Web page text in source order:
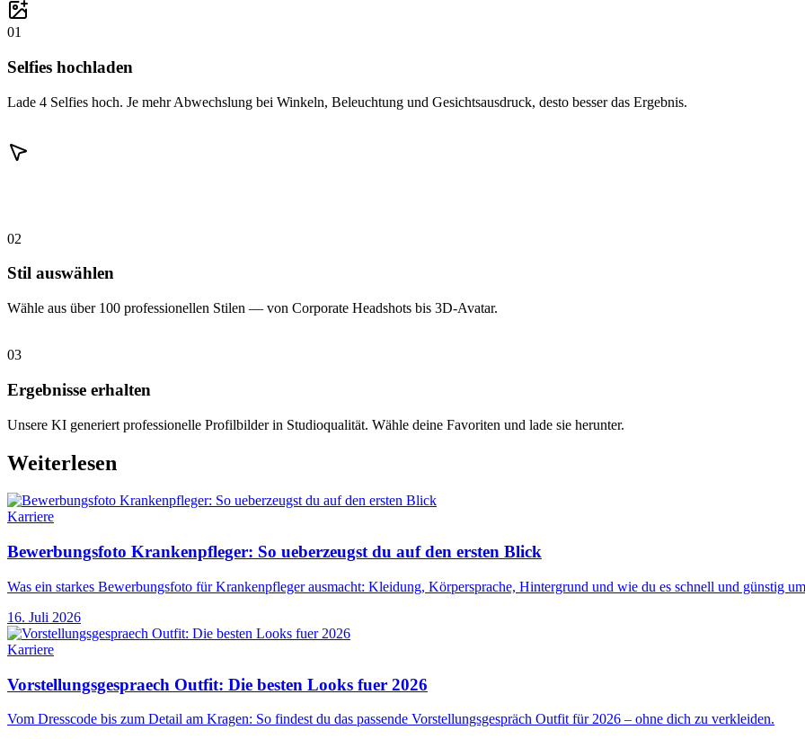
01
Selfies hochladen
Lade 4 Selfies hoch. Je mehr Abwechslung bei Winkeln, Beleuchtung und Gesichtsausdruck, desto besser das Ergebnis.
02
Stil auswählen
Wähle aus über 100 professionellen Stilen — von Corporate Headshots bis 3D-Avatar.
03
Ergebnisse erhalten
Unsere KI generiert professionelle Profilbilder in Studioqualität. Wähle deine Favoriten und lade sie herunter.
Weiterlesen
Karriere
Bewerbungsfoto Krankenpfleger: So ueberzeugst du auf den ersten Blick
Was ein starkes Bewerbungsfoto für Krankenpfleger ausmacht: Kleidung, Körpersprache, Hintergrund und wie du es schnell und günstig
16. Juli 2026
Karriere
Vorstellungsgespraech Outfit: Die besten Looks fuer 2026
Vom Dresscode bis zum Detail am Kragen: So findest du das passende Vorstellungsgespräch Outfit für 2026 – ohne dich zu verkleiden.